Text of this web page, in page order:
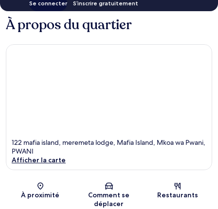
Se connecter S’inscrire gratuitement
À propos du quartier
122 mafia island, meremeta lodge, Mafia Island, Mkoa wa Pwani,
PWANI
Afficher la carte
À proximité
Comment se
déplacer
Restaurants